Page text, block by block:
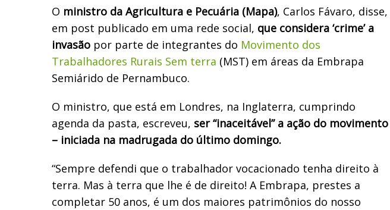
O ministro da Agricultura e Pecuária (Mapa), Carlos Fávaro, disse,
em post publicado em uma rede social, que considera ‘crime’ a
invasão por parte de integrantes do Movimento dos
Trabalhadores Rurais Sem terra (MST) em áreas da Embrapa
Semiárido de Pernambuco.
O ministro, que está em Londres, na Inglaterra, cumprindo
agenda da pasta, escreveu, ser “inaceitável” a ação do movimento
– iniciada na madrugada do último domingo.
“Sempre defendi que o trabalhador vocacionado tenha direito à
terra. Mas à terra que lhe é de direito! A Embrapa, prestes a
completar 50 anos, é um dos maiores patrimônios do nosso